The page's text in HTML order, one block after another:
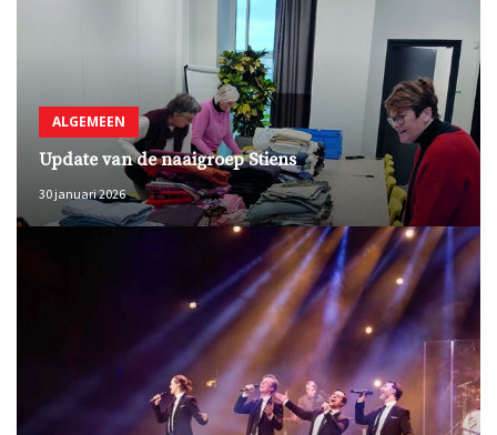
ALGEMEEN
Update van de naaigroep Stiens
30 januari 2026